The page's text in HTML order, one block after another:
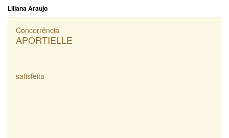
Liliana Araujo
Concorrência
APORTIELLE
satisfeita